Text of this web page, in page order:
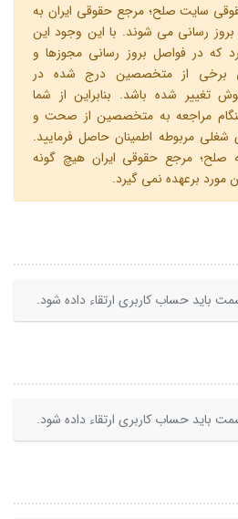
سایت صلح؛ مرجع حقوقی ایران به
رسانی می شوند. با این وجود این
که در فواصل بروز رسانی مجوزها و
برخی از متخصصین درج شده در
تغییر شده باشد. بنابراین از شما
مراجعه به متخصصین از صحت و
شغلی مربوطه اطمینان حاصل فرمایید.
صلح؛ مرجع حقوقی ایران هیچ گونه
مورد برعهده نمی گیرد.
باید حساب کاربری ارتقاء داده شود.
باید حساب کاربری ارتقاء داده شود.